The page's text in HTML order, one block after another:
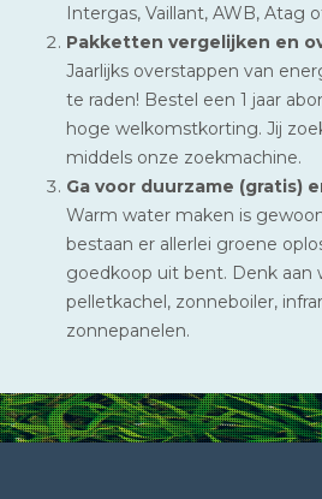
Intergas, Vaillant, AWB, Atag
Pakketten vergelijken en
Jaarlijks overstappen van
te raden! Bestel een 1 jaar
hoge welkomstkorting. Jij
middels onze zoekmachine.
Ga voor duurzame (gratis)
Warm water maken is
bestaan er allerlei groene
goedkoop uit bent. Denk aan
pelletkachel, zonneboiler,
zonnepanelen.